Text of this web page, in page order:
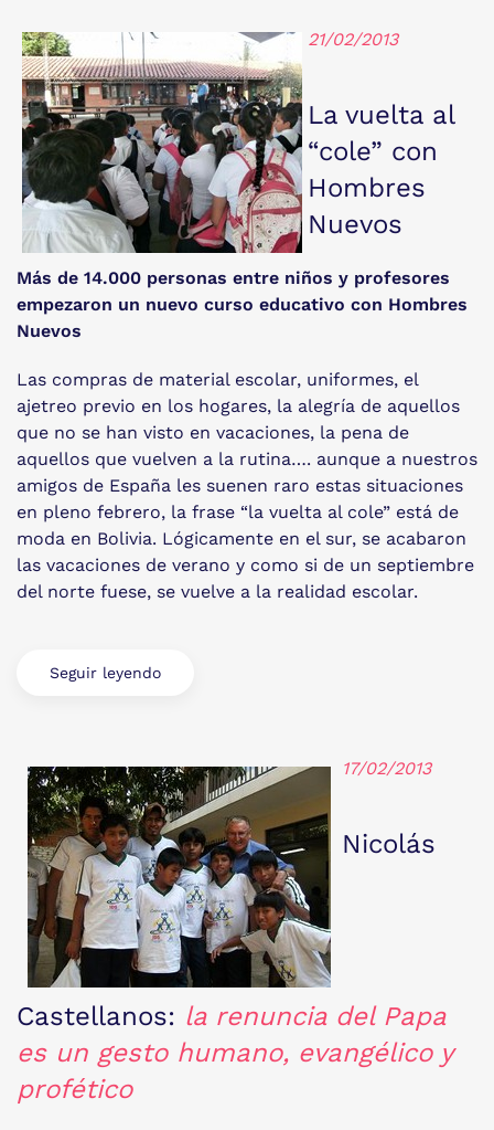
21/02/2013
La vuelta al
“cole” con
Hombres
Nuevos
Más de 14.000 personas entre niños y profesores
empezaron un nuevo curso educativo con Hombres
Nuevos
Las compras de material escolar, uniformes, el
ajetreo previo en los hogares, la alegría de aquellos
que no se han visto en vacaciones, la pena de
aquellos que vuelven a la rutina…. aunque a nuestros
amigos de España les suenen raro estas situaciones
en pleno febrero, la frase “la vuelta al cole” está de
moda en Bolivia. Lógicamente en el sur, se acabaron
las vacaciones de verano y como si de un septiembre
del norte fuese, se vuelve a la realidad escolar.
Seguir leyendo
17/02/2013
Nicolás
Castellanos: la renuncia del Papa
es un gesto humano, evangélico y
profético